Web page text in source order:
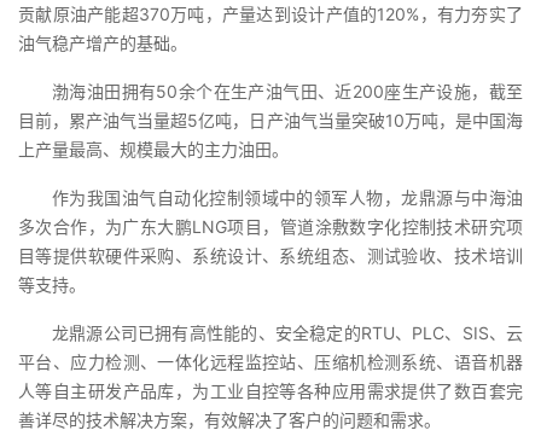
贡献原油产能超370万吨，产量达到设计产值的120%，有力夯实了
油气稳产增产的基础。
渤海油田拥有50余个在生产油气田、近200座生产设施，截至
目前，累产油气当量超5亿吨，日产油气当量突破10万吨，是中国海
上产量最高、规模最大的主力油田。
作为我国油气自动化控制领域中的领军人物，龙鼎源与中海油
多次合作，为广东大鹏LNG项目，管道涂敷数字化控制技术研究项
目等提供软硬件采购、系统设计、系统组态、测试验收、技术培训
等支持。
龙鼎源公司已拥有高性能的、安全稳定的RTU、PLC、SIS、云
平台、应力检测、一体化远程监控站、压缩机检测系统、语音机器
人等自主研发产品库，为工业自控等各种应用需求提供了数百套完
善详尽的技术解决方案，有效解决了客户的问题和需求。